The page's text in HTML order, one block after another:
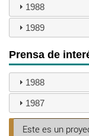
1988
1989
Prensa de
1988
1987
Este es un